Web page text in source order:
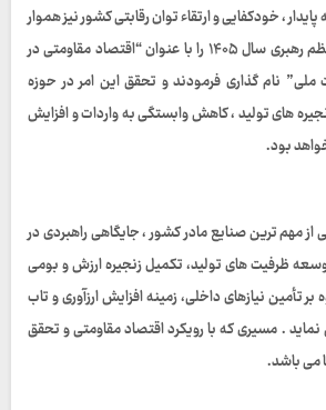
، خودکفایی و ارتقاء توان رقابتی کشور نیز هموار
تر خواهد گردید. مقام معظم رهبری سال ۱۴۰۵ را با عنوان “اقتصاد مقاومتی در
نام‌ گذاری فرمودند و تحقق این امر در حوزه
های تولید ، کاهش وابستگی به واردات و افزایش
بود.
مهم‌ ترین صنایع مادر کشور ، جایگاهی راهبردی در
ظرفیت‌ های تولید، تکمیل زنجیره ارزش و بومی‌
تأمین نیازهای داخلی، زمینه افزایش ارزآوری و تاب‌
نماید . مسیری که با رویکرد اقتصاد مقاومتی و تحقق
می باشد.